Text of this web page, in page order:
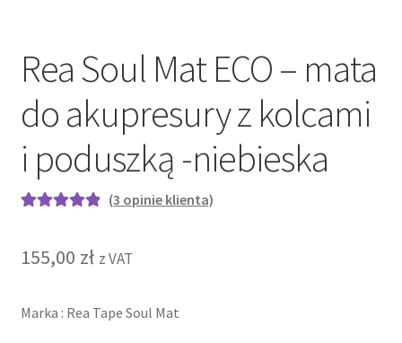
Rea Soul Mat ECO – mata
do akupresury z kolcami
i poduszką -niebieska
podstawie
klientów
(3 opinie klienta)
155,00 zł z VAT
Marka : Rea Tape Soul Mat